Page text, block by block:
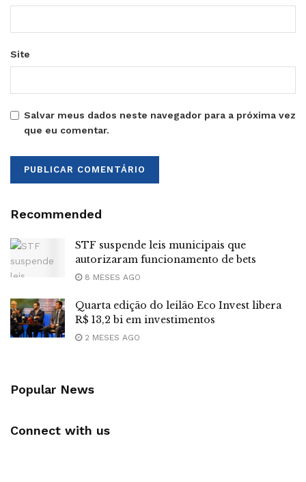
Site
Salvar meus dados neste navegador para a próxima vez
que eu comentar.
Recommended
STF suspende leis municipais que
autorizaram funcionamento de bets
8 MESES AGO
Quarta edição do leilão Eco Invest libera
R$ 13,2 bi em investimentos
2 MESES AGO
Popular News
Connect with us